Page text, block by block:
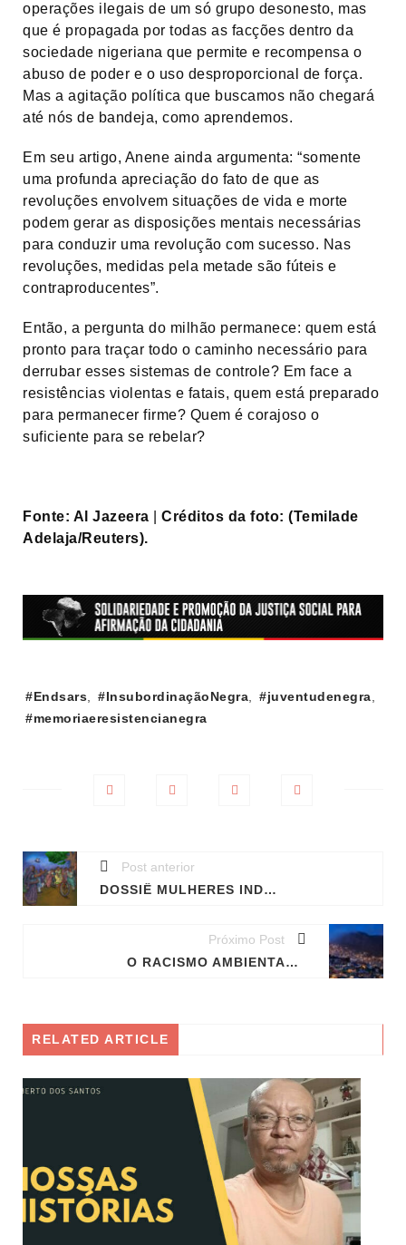
operações ilegais de um só grupo desonesto, mas
que é propagada por todas as facções dentro da
sociedade nigeriana que permite e recompensa o
abuso de poder e o uso desproporcional de força.
Mas a agitação política que buscamos não chegará
até nós de bandeja, como aprendemos.
Em seu artigo, Anene ainda argumenta: “somente
uma profunda apreciação do fato de que as
revoluções envolvem situações de vida e morte
podem gerar as disposições mentais necessárias
para conduzir uma revolução com sucesso. Nas
revoluções, medidas pela metade são fúteis e
contraproducentes”.
Então, a pergunta do milhão permanece: quem está
pronto para traçar todo o caminho necessário para
derrubar esses sistemas de controle? Em face a
resistências violentas e fatais, quem está preparado
para permanecer firme? Quem é corajoso o
suficiente para se rebelar?
Fonte: Al Jazeera
Créditos da foto: (Temilade
Adelaja/Reuters).
Tags:
#Endsars #InsubordinaçãoNegra #juventudenegra
#memoriaeresistencianegra
Post anterior
DOSSIÊ MULHERES INDIANAS E O ÁRDUO CAMINHO PARA A IGUALDADE
Próximo Post
O RACISMO AMBIENTAL É UM CÂNCER CONTRA A BIODIVERSIDADE BRASILEIRA
RELATED ARTICLE